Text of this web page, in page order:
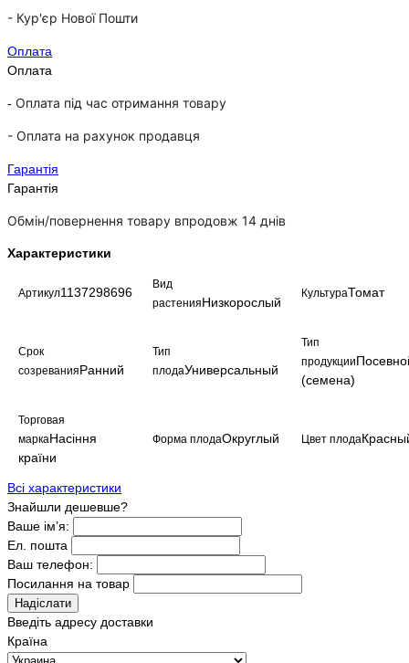
- Кур'єр Нової Пошти
Оплата
Оплата
- Оплата під час отримання товару
- Оплата на рахунок продавця
Гарантія
Гарантія
Обмін/повернення товару впродовж 14 днів
Характеристики
Артикул1137298696
Вид
растенияНизкорослый
КультураТомат
Срок
созреванияРанний
Тип
плодаУниверсальный
Тип
продукции
(семена)
Торговая
маркаНасіння
країни
Форма плодаОкруглый Цвет плода
Всі характеристики
Знайшли дешевше?
Ваше ім’я:
Ел. пошта
Ваш телефон:
Посилання на товар
Надіслати
Введіть адресу доставки
Країна